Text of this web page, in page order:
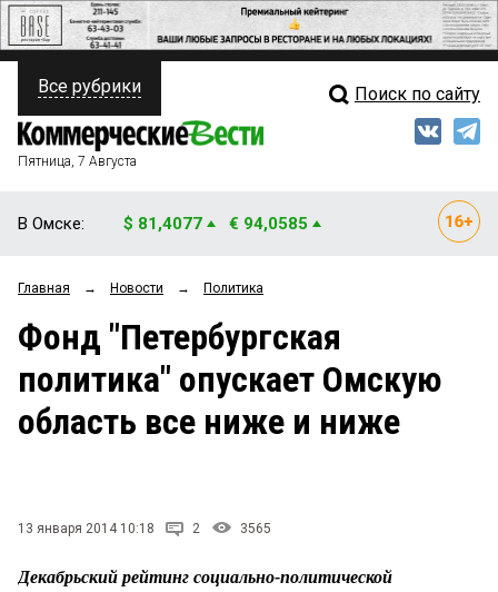
ПОЛИТИКА
ФИНАНСЫ
ОБЩЕСТВО
ЗАКОН
Свежий выпуск
Рейтинги
Блоги
Архив
Все рубрики Поиск по сайту
Пятница, 7 Августа
В Омске: $ 81,4077 € 94,0585
Главная → Новости → Политика
Фонд "Петербургская
политика" опускает Омскую
область все ниже и ниже
13 января 2014 10:18 2 3565
Декабрьский рейтинг социально-политической